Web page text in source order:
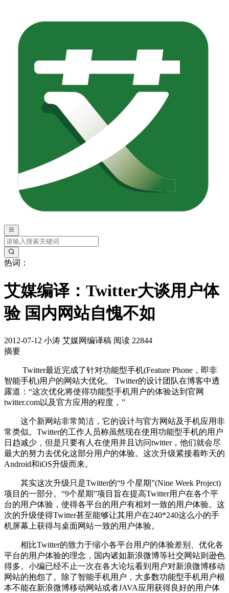
热词：
艾媒编译：Twitter大谈用户体
验 国内网站自愧不如
2012-07-12 小涛 艾媒网编译稿 阅读 22844
摘要
Twitter最近完成了针对功能型手机(Feature Phone，即非
智能手机)用户的网站大优化。 Twitter的设计团队在博客中透
露道：“这次优化将使得功能型手机用户的体验达到官网
twitter.com以及官方应用的程度，”
这个新网站非常简洁，它的设计与官方网站及手机应用非
常类似。Twitter的工作人员称虽然现在使用功能型手机的用户
日趋减少，但是只要有人在使用并且访问twitter，他们就会尽
最大的努力去优化这部分用户的体验。这次升级紧接着昨天的
Android和iOS升级而来。
其实这次升级只是Twitter的“9 个星期”(Nine Week Project)
项目的一部分。“9个星期”项目旨在提高Twitter用户在各个平
台的用户体验，使得各平台的用户有相对一致的用户体验。这
次的升级使得Twitter甚至能够让其用户在240*240这么小的手
机屏幕上获得与桌面网站一致的用户体验。
相比Twitter的致力于缩小各平台用户的体验差别、优化各
平台的用户体验的理念，国内诸如新浪微博等社交网站则逊色
得多。小编已经不止一次在各大论坛看到用户对新浪微博移动
网站的抱怨了。除了智能手机用户，大多数功能型手机用户根
本不能在新浪微博移动网站或者JAVA应用获得良好的用户体